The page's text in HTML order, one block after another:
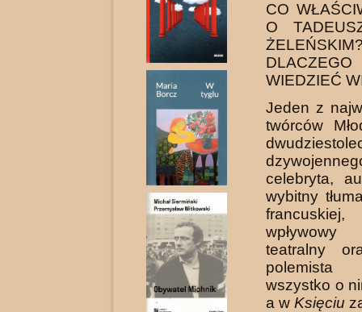
CO
O
WIEDZIEĆ
Jeden z
twórców
celebryta,
wybitny
teatralny
wszystko o
a w Księciu